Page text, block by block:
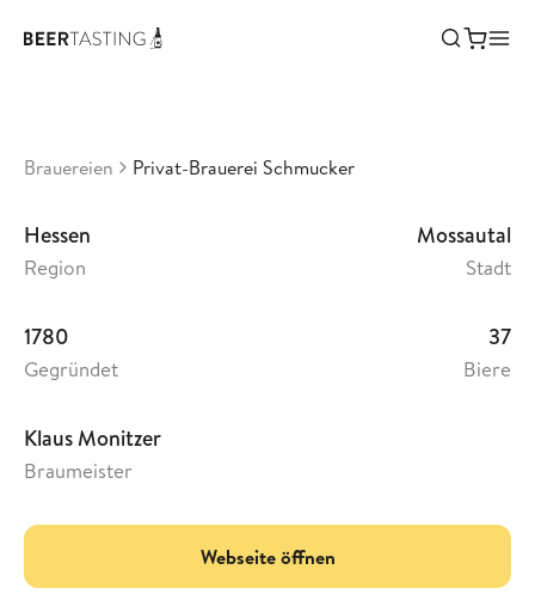
Privat-Brauerei Schmucker
Brauereien Privat-Brauerei Schmucker
Hessen
Region
Mossautal
Stadt
1780
Gegründet
37
Biere
Klaus Monitzer
Braumeister
Webseite öffnen